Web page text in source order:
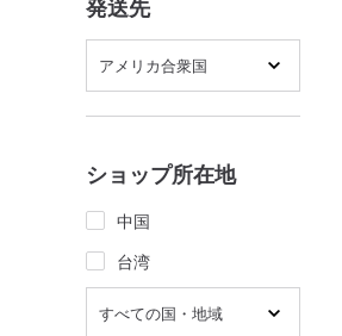
発送先
アメリカ合衆国
ショップ所在地
中国
台湾
すべての国・地域